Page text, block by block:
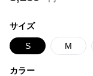
サイズ
S M
カラー